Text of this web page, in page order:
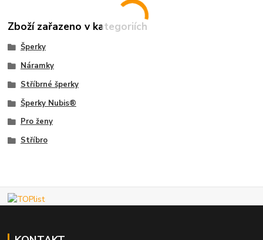
Zboží zařazeno v kategoriích
Šperky
Náramky
Stříbrné šperky
Šperky Nubis®
Pro ženy
Stříbro